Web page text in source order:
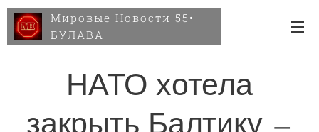
Мировые Новости 55•
БУЛАВА
НАТО хотела